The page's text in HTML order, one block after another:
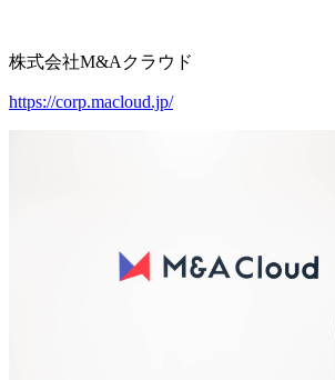
株式会社M&Aクラウド
https://corp.macloud.jp/